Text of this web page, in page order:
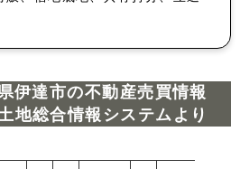
伊達市の不動産売買情報
地総合情報システムより